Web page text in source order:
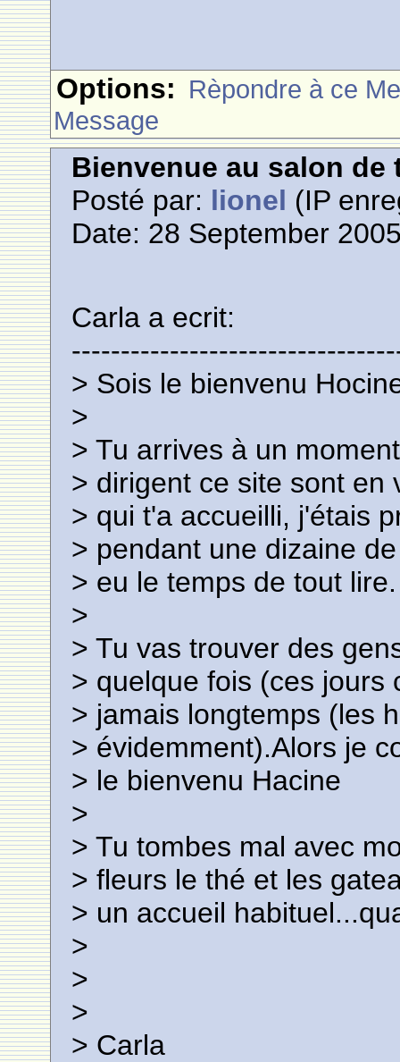
Options: Rèpondre à ce
Message
Bienvenue au salon de
Posté par: lionel (IP
Date: 28 September
Carla a ecrit:
> Sois le bienvenu
>
> Tu arrives à un
> dirigent ce site sont en
> qui t'a accueilli, j'étais
> pendant une dizaine
> eu le temps de tout lire.
>
> Tu vas trouver des
> quelque fois (ces jours
> jamais longtemps (les
> évidemment).Alors je
> le bienvenu Hacine
>
> Tu tombes mal avec
> fleurs le thé et les
> un accueil
>
>
>
> Carla